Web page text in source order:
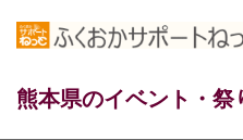
熊本県のイベント・祭